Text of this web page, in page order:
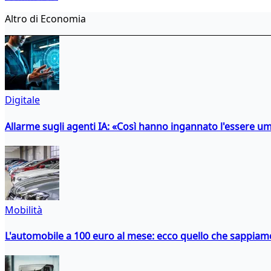
Altro di Economia
Digitale
Allarme sugli agenti IA: «Così hanno ingannato l'essere
Mobilità
L'automobile a 100 euro al mese: ecco quello che